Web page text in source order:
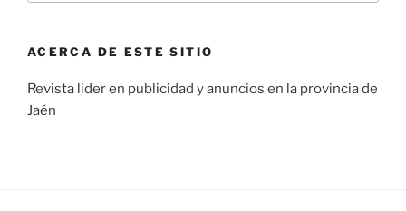
ACERCA DE ESTE SITIO
Revista lider en publicidad y anuncios en la provincia de
Jaén